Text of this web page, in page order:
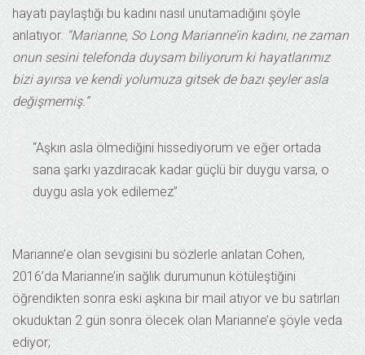
hayatı paylaştığı bu kadını nasıl unutamadığını şöyle
anlatıyor. “Marianne, So Long Marianne’in kadını, ne zaman
onun sesini telefonda duysam biliyorum ki hayatlarımız
bizi ayırsa ve kendi yolumuza gitsek de bazı şeyler asla
değişmemiş.”
“Aşkın asla ölmediğini hissediyorum ve eğer ortada
sana şarkı yazdıracak kadar güçlü bir duygu varsa, o
duygu asla yok edilemez”
Marianne’e olan sevgisini bu sözlerle anlatan Cohen,
2016’da Marianne’in sağlık durumunun kötüleştiğini
öğrendikten sonra eski aşkına bir mail atıyor ve bu satırları
okuduktan 2 gün sonra ölecek olan Marianne’e şöyle veda
ediyor;